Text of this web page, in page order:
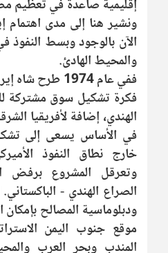
إقليمية صاعدة في تعظيم
ونشير هنا إلى مدى اهتمام
الآن بالوجود وبسط النفوذ
والمحيط الهادئ.
ففي عام 1974 طرح
فكرة تشكيل سوق مشتركة
الهندي، إضافة لأفريقيا
في الأساس يسعى إلى
خارج نطاق النفوذ
وتعرقل المشروع برفض
الصراع الهندي -
ودبلوماسية المصالح
موقع جنوب اليمن
المندب وبحر العرب